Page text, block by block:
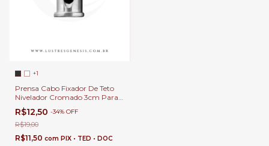
+1
Prensa Cabo Fixador De Teto
Nivelador Cromado 3cm Para
Ajuste Luminárias e Pendentes
de até 20Kg
R$12,50 -34% OFF
R$19,00
R$11,50 com PIX • TED • DOC